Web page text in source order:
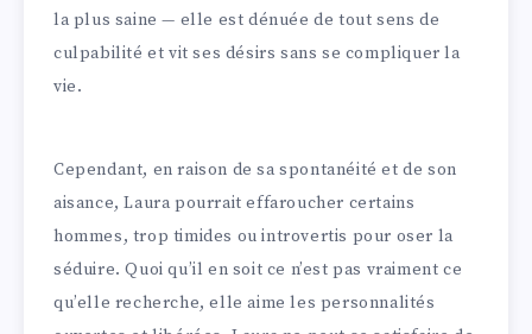
la plus saine — elle est dénuée de tout sens de
culpabilité et vit ses désirs sans se compliquer la
vie.
Cependant, en raison de sa spontanéité et de son
aisance, Laura pourrait effaroucher certains
hommes, trop timides ou introvertis pour oser la
séduire. Quoi qu’il en soit ce n’est pas vraiment ce
qu’elle recherche, elle aime les personnalités